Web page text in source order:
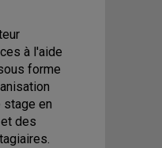
à l'aide
forme
stage en
des